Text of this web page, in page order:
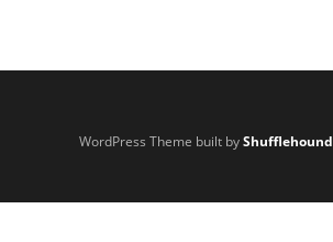
WordPress Theme built byShufflehound